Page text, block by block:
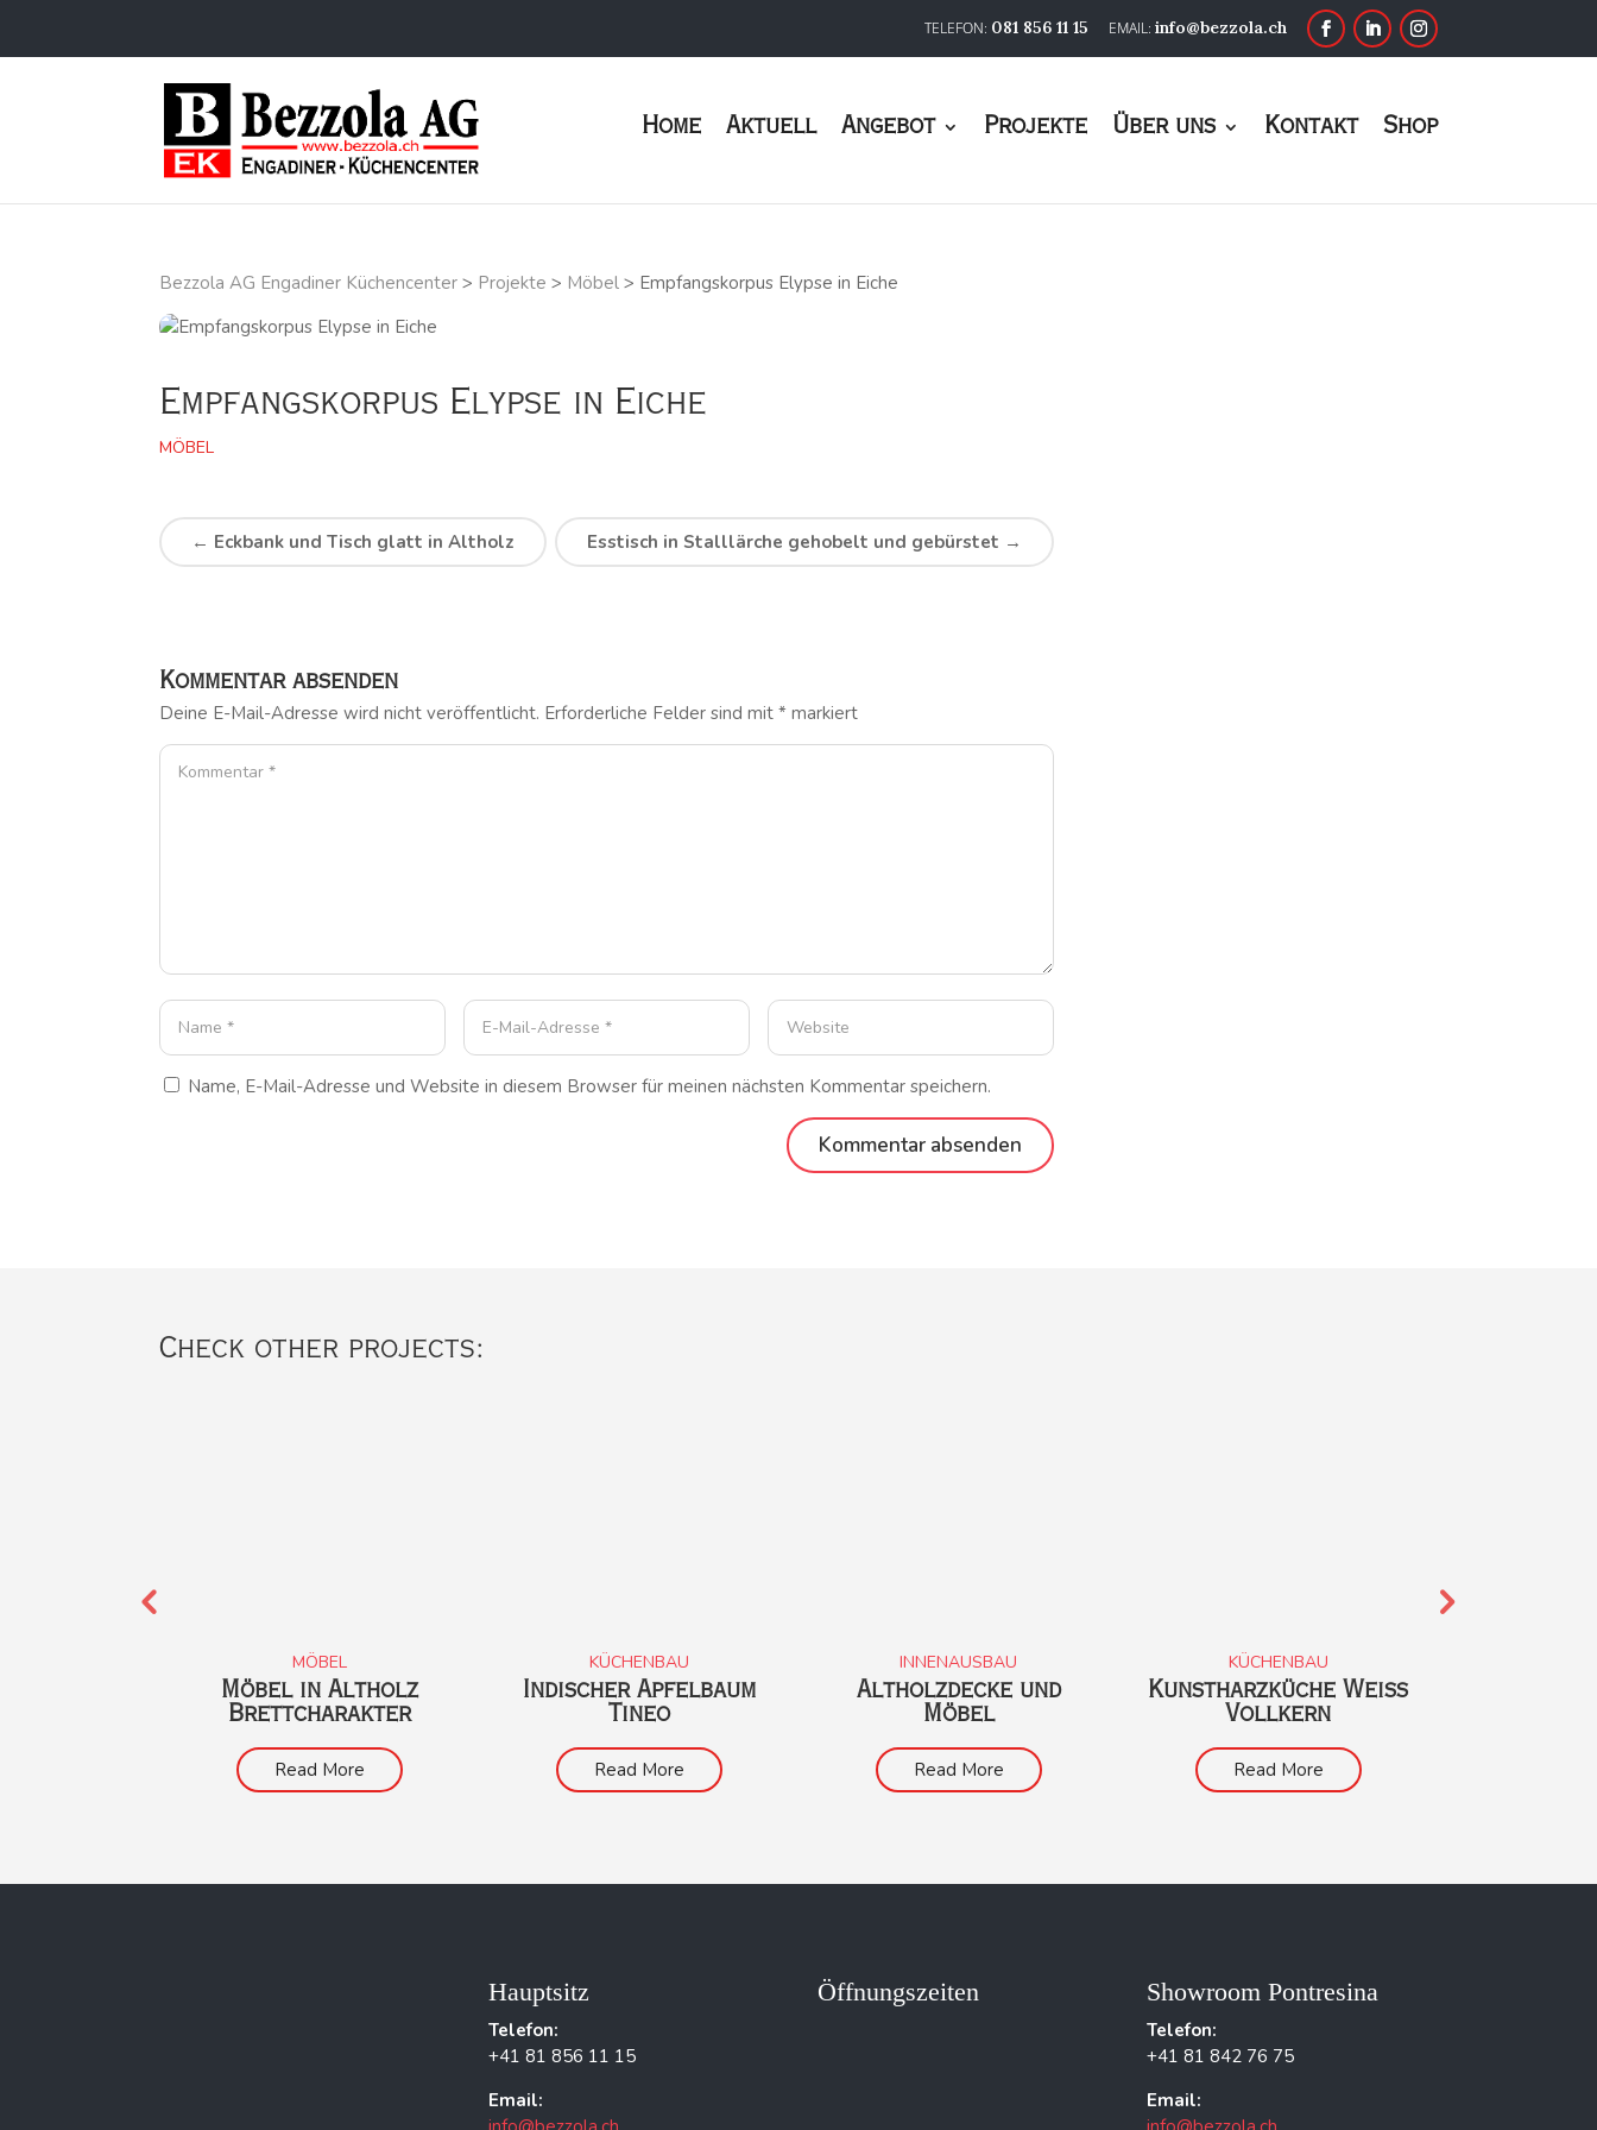
081 856 11 15 info@bezzola.ch
Home Aktuell Angebot Projekte Über uns Kontakt Shop
Bezzola AG Engadiner Küchencenter > Projekte > Möbel > Empfangskorpus Elypse in Eiche
Empfangskorpus Elypse in Eiche
MÖBEL
← Eckbank und Tisch glatt in Altholz Esstisch in Stalllärche gehobelt und gebürstet →
Kommentar absenden
Deine E-Mail-Adresse wird nicht veröffentlicht. Erforderliche Felder sind mit* markiert
Name, E-Mail-Adresse und Website in diesem Browser für meinen nächsten Kommentar speichern.
Check other projects:
MÖBEL
Möbel in Altholz
Brettcharakter
Read More
KÜCHENBAU
Indischer Apfelbaum
Tineo
Read More
INNENAUSBAU
Altholzdecke und
Möbel
Read More
KÜCHENBAU
Kunstharzküche Weiss
Vollkern
Read More
Hauptsitz
Telefon:
+41 81 856 11 15
Email:
Öffnungszeiten Showroom Pontresina
Telefon:
+41 81 842 76 75
Email: